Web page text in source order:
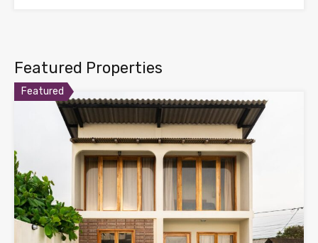
Featured Properties
Featured